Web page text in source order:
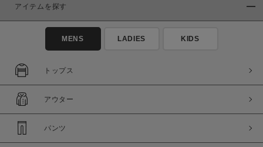
アイテムを探す
MENS LADIES KIDS
トップス
アウター
パンツ